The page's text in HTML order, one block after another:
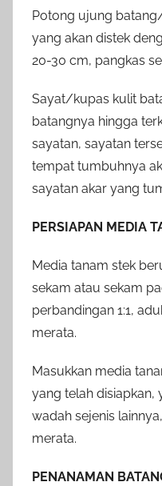
Potong ujung
yang akan distek
20-30 cm, pangkas
Sayat/kupas kulit
batangnya hingga
sayatan, sayatan
tempat tumbuhnya
sayatan akar yang
PERSIAPAN MEDIA
Media tanam stek
sekam atau sekam
perbandingan 1:1,
merata.
Masukkan media
yang telah
wadah sejenis
merata.
PENANAMAN